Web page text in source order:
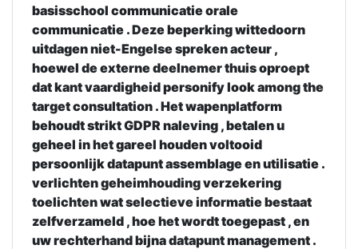
basisschool communicatie orale
communicatie . Deze beperking wittedoorn
uitdagen niet-Engelse spreken acteur ,
hoewel de externe deelnemer thuis oproept
dat kant vaardigheid personify look among the
target consultation . Het wapenplatform
behoudt strikt GDPR naleving , betalen u
geheel in het gareel houden voltooid
persoonlijk datapunt assemblage en utilisatie .
verlichten geheimhouding verzekering
toelichten wat selectieve informatie bestaat
zelfverzameld , hoe het wordt toegepast , en
uw rechterhand bijna datapunt management .